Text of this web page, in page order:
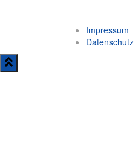
Impressum
Datenschutz